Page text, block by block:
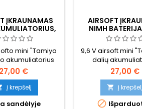
ĮKRAUNAMAS
TIPO
mini "Tamiya
akumuliatorius
27,00 €
Į krepšelį
sandėlyje
AIRSOFT
NIMH
9,6 V airsoft mini
dalių
27,00 €
 Į krepšelį
